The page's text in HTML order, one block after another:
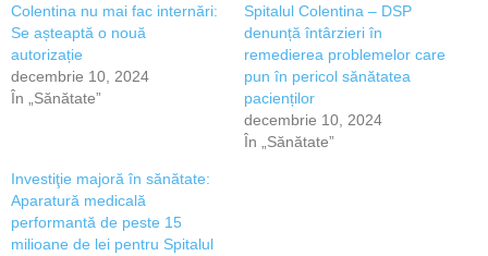
Colentina nu mai fac internări:
Se așteaptă o nouă
autorizație
decembrie 10, 2024
În „Sănătate”
Spitalul Colentina – DSP
denunță întârzieri în
remedierea problemelor care
pun în pericol sănătatea
pacienților
decembrie 10, 2024
În „Sănătate”
Investiţie majoră în sănătate:
Aparatură medicală
performantă de peste 15
milioane de lei pentru Spitalul